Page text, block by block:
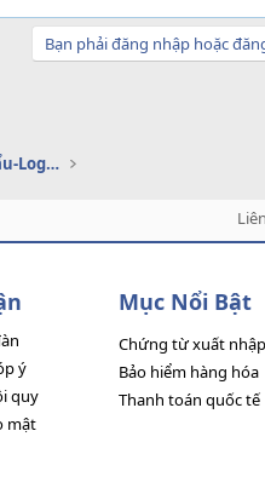
Bạn phải đăng nhập hoặc
Dịch vụ doanh nghiệp xuất nhập khẩu-Logistics
ý
quy
mật
Mục Nổi Bật
Chứng từ xuất
Bảo hiểm hàng hóa
Thanh toán quốc tế